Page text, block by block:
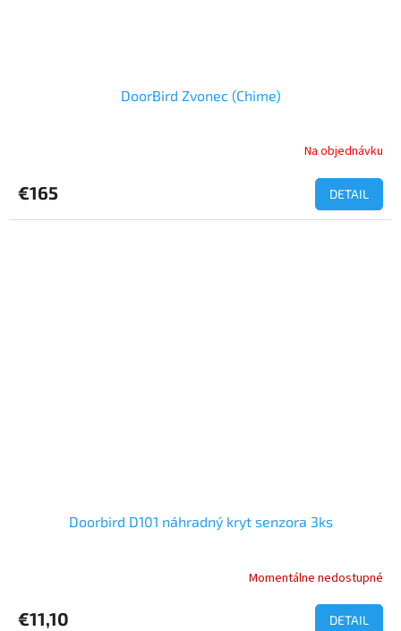
DoorBird Zvonec (Chime)
Na objednávku
€165 DETAIL
Doorbird D101 náhradný kryt senzora 3ks
Momentálne nedostupné
€11,10 DETAIL